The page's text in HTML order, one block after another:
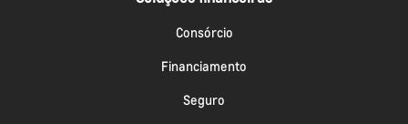
Consórcio
Financiamento
Seguro